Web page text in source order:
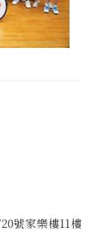
號家樂樓11樓